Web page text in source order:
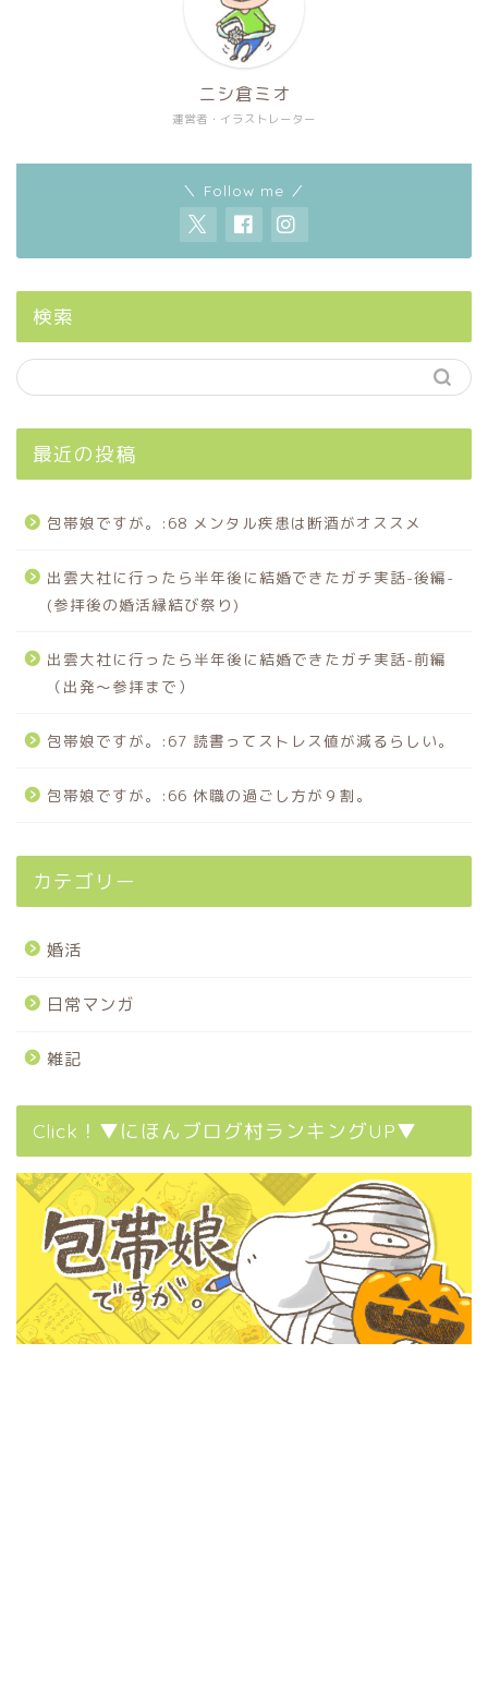
運営者・イラストレーター
ニシ倉ミオ
＼ Follow me ／
検索
最近の投稿
包帯娘ですが。:68 メンタル疾患は断酒がオススメ
出雲大社に行ったら半年後に結婚できたガチ実話-後編-
(参拝後の婚活縁結び祭り)
出雲大社に行ったら半年後に結婚できたガチ実話-前編
（出発〜参拝まで）
包帯娘ですが。:67 読書ってストレス値が減るらしい。
包帯娘ですが。:66 休職の過ごし方が９割。
カテゴリー
婚活
日常マンガ
雑記
Click！▼にほんブログ村ランキングUP▼